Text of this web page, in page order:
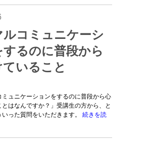
ルコミュニケーシ
するのに普段から
いること
ミュニケーションをするのに普段から心
はなんですか？」受講生の方から、と
った質問をいただきます。 続きを読